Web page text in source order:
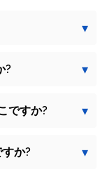
?
ですか?
か?